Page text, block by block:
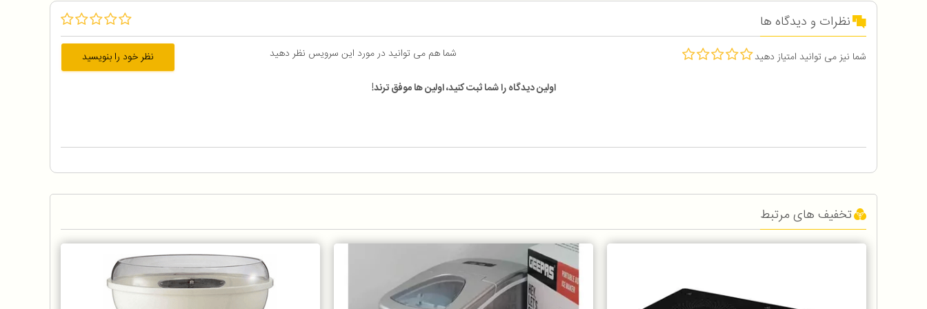
نظرات و دیدگاه ها
شما نیز می توانید امتیاز دهید شما هم می توانید در مورد این سرویس نظر دهید
نظر خود را بنویسید
اولین دیدگاه را شما ثبت کنید، اولین ها موفق ترند!
تخفیف های مرتبط